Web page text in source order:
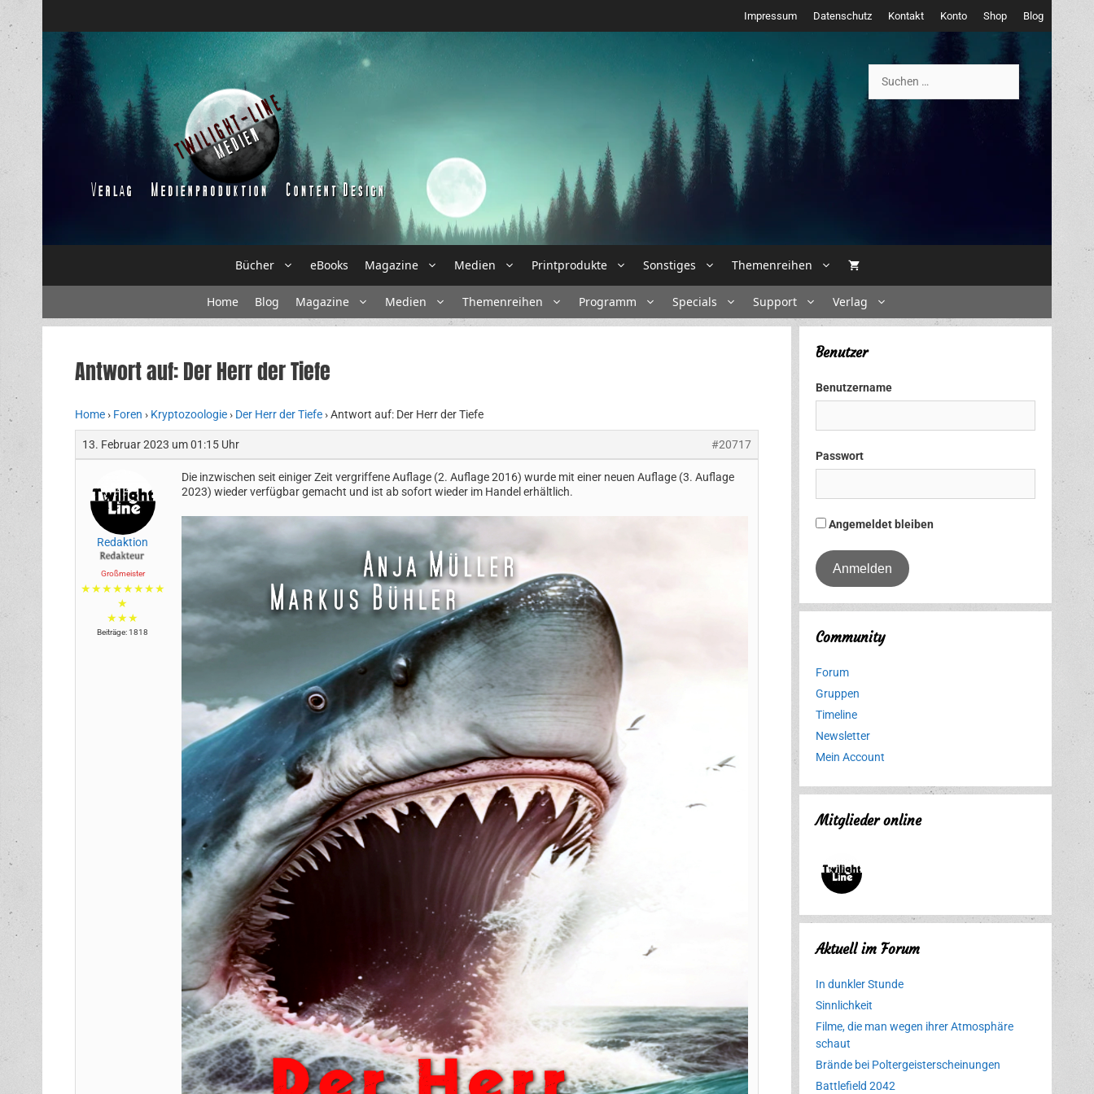
Inhalt
springen
Impressum Datenschutz Kontakt Konto Shop Blog
nach:
Bücher eBooks Magazine Medien Printprodukte Sonstiges Themenreihen
Home Blog Magazine Medien Themenreihen Programm Specials Support Verlag
Antwort auf: Der Herr der Tiefe
Home› Foren › Kryptozoologie› Der Herr der Tiefe›Antwort auf: Der Herr der Tiefe
13. Februar 2023 um 01:15 Uhr #20717
Redaktion
Großmeister
★★★★★★★★
★
★★★
Beiträge: 1818
Die inzwischen seit einiger Zeit vergriffene Auflage (2. Auflage 2016) wurde mit einer neuen Auflage (3. Auflage
2023) wieder verfügbar gemacht und ist ab sofort wieder im Handel erhältlich.
Benutzer
Benutzername
Passwort
Angemeldet bleiben
Community
Forum
Gruppen
Timeline
Newsletter
Mein Account
Mitglieder online
Aktuell im Forum
In dunkler Stunde
Sinnlichkeit
Filme, die man wegen ihrer Atmosphäre
schaut
Brände bei Poltergeisterscheinungen
Battlefield 2042